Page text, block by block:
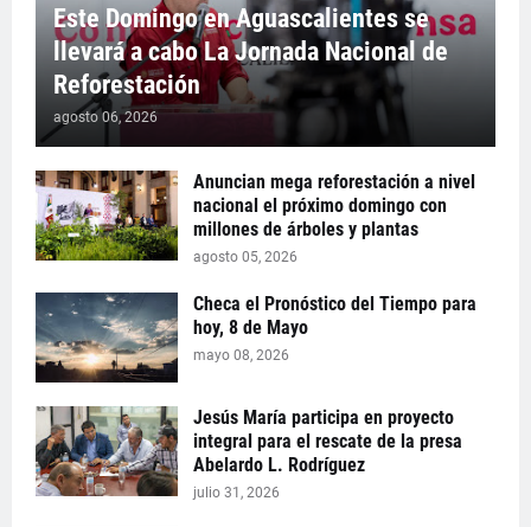
Este Domingo en Aguascalientes se
llevará a cabo La Jornada Nacional de
Reforestación
agosto 06, 2026
Anuncian mega reforestación a nivel
nacional el próximo domingo con
millones de árboles y plantas
agosto 05, 2026
Checa el Pronóstico del Tiempo para
hoy, 8 de Mayo
mayo 08, 2026
Jesús María participa en proyecto
integral para el rescate de la presa
Abelardo L. Rodríguez
julio 31, 2026